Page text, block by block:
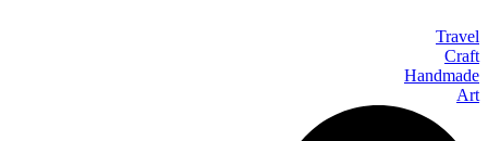
Travel
Craft
Handmade
Art